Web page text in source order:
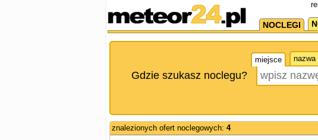
NOCLEGI
miejsce nazwa
Gdzie szukasz noclegu?
znalezionych ofert noclegowych: 4